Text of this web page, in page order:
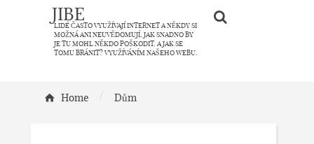
JIBE
LIDÉ ČASTO VYUŽÍVAJÍ INTERNET A NĚKDY SI
MOŽNÁ ANI NEUVĚDOMUJÍ, JAK SNADNO BY
JE TU MOHL NĚKDO POŠKODIT. A JAK SE
TOMU BRÁNIT? VYUŽÍVÁNÍM NAŠEHO WEBU.
Home / Dům